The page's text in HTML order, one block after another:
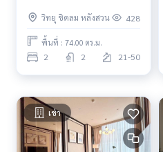
/Ready to move in*
วิทยุ ชิดลม หลังสวน 428
พื้นที่ : 74.00 ตร.ม.
2 2 21-50
เช่า